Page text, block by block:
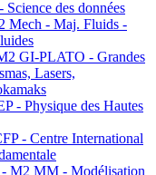
des données
Mech - Maj. Fluids -
GI-PLATO - Grandes
Lasers,
- Physique des Hautes
- Centre International
M2 MM - Modélisation